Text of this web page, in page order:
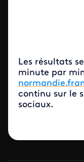
Les résultats
minute par
continu sur le
sociaux.